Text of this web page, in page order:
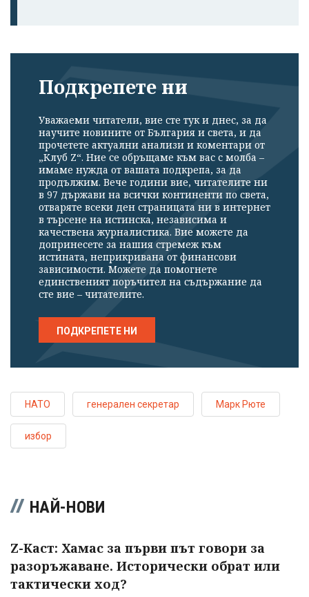
Подкрепете ни
Уважаеми читатели, вие сте тук и днес, за да
научите новините от България и света, и да
прочетете актуални анализи и коментари от
„Клуб Z“. Ние се обръщаме към вас с молба –
имаме нужда от вашата подкрепа, за да
продължим. Вече години вие, читателите ни
в 97 държави на всички континенти по света,
отваряте всеки ден страницата ни в интернет
в търсене на истинска, независима и
качествена журналистика. Вие можете да
допринесете за нашия стремеж към
истината, неприкривана от финансови
зависимости. Можете да помогнете
единственият поръчител на съдържание да
сте вие – читателите.
ПОДКРЕПЕТЕ НИ
НАТО генерален секретар Марк Рюте
избор
НАЙ-НОВИ
Z-Каст: Хамас за първи път говори за
разоръжаване. Исторически обрат или
тактически ход?